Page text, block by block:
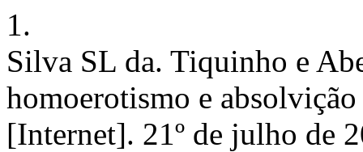
1.
Silva SL da. Tiquinho e
homoerotismo e
[Internet]. 21º de julho de